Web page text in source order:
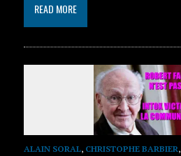
READ MORE
ALAIN SORAL, CHRISTOPHE BARBIER,